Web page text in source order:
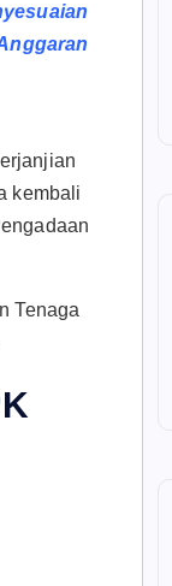
kembali
Tenaga